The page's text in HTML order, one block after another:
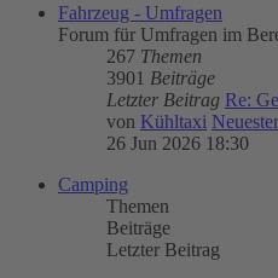
Fahrzeug - Umfragen
Forum für Umfragen im
267 Themen
3901 Beiträge
Letzter Beitrag Re:
von Kühltaxi
26 Jun 2026 18:30
Camping
Themen
Beiträge
Letzter Beitrag